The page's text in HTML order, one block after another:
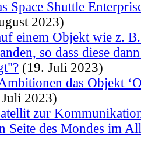
Space Shuttle
2023)
einem Objekt wie z.
so dass diese
(19. Juli 2023)
das Objekt
2023)
zur
Seite des Mondes im